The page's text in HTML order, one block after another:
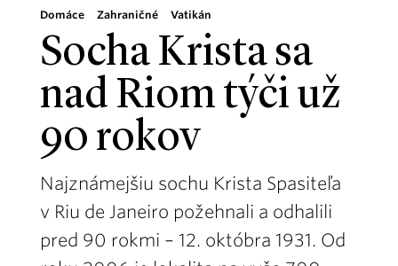
Domáce Zahraničné Vatikán
Socha Krista sa
nad Riom týči už
90 rokov
Najznámejšiu sochu Krista Spasiteľa
v Riu de Janeiro požehnali a odhalili
pred 90 rokmi – 12. októbra 1931. Od